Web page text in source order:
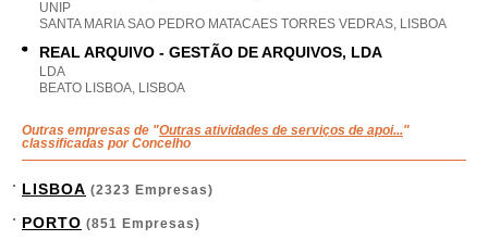
UNIP
SANTA MARIA SAO PEDRO MATACAES TORRES VEDRAS, LISBOA
REAL ARQUIVO - GESTÃO DE ARQUIVOS, LDA
LDA
BEATO LISBOA, LISBOA
Outras empresas de "Outras atividades de serviços de apoi..."
classificadas por Concelho
LISBOA (2323 Empresas)
PORTO (851 Empresas)